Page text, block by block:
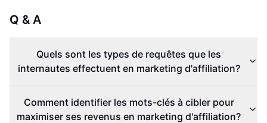
Q & A
Quels sont les types de requêtes que les
internautes effectuent en marketing d'affiliation?
Comment identifier les mots-clés à cibler pour
maximiser ses revenus en marketing d'affiliation?